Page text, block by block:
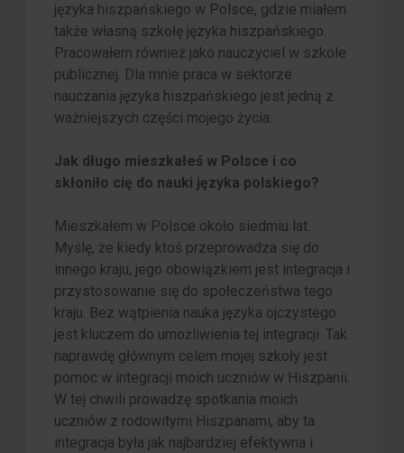
języka hiszpańskiego w Polsce, gdzie miałem
także własną szkołę języka hiszpańskiego.
Pracowałem również jako nauczyciel w szkole
publicznej. Dla mnie praca w sektorze
nauczania języka hiszpańskiego jest jedną z
ważniejszych części mojego życia.
Jak długo mieszkałeś w Polsce i co
skłoniło cię do nauki języka polskiego?
Mieszkałem w Polsce około siedmiu lat.
Myślę, że kiedy ktoś przeprowadza się do
innego kraju, jego obowiązkiem jest integracja i
przystosowanie się do społeczeństwa tego
kraju. Bez wątpienia nauka języka ojczystego
jest kluczem do umożliwienia tej integracji. Tak
naprawdę głównym celem mojej szkoły jest
pomoc w integracji moich uczniów w Hiszpanii.
W tej chwili prowadzę spotkania moich
uczniów z rodowitymi Hiszpanami, aby ta
integracja była jak najbardziej efektywna i